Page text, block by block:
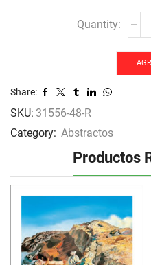
Share:
SKU: 31556-48-R
Category: Abstractos
Productos